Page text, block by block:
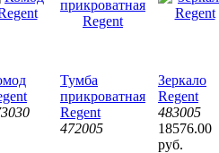
Тумба
прикроватная
Regent
472005
Зеркало
Regent
483005
18576.00
руб.